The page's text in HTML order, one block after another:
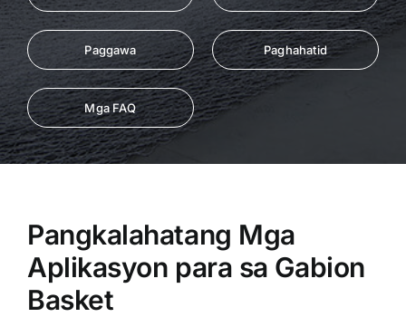
Paggawa Paghahatid
Mga FAQ
Pangkalahatang Mga
Aplikasyon para sa Gabion
Basket